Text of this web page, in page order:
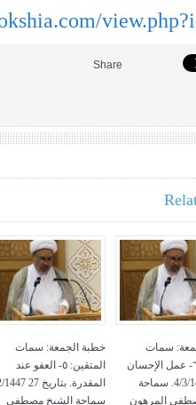
Share
سمات
المتقين: ٦- عمل الإحسان
بتاريخ4/3/1447. سماحة
المرهون
خطبة الجمعة: سمات
المتقين: ٥- العفو عند
سماحة الشيخ مصطفى